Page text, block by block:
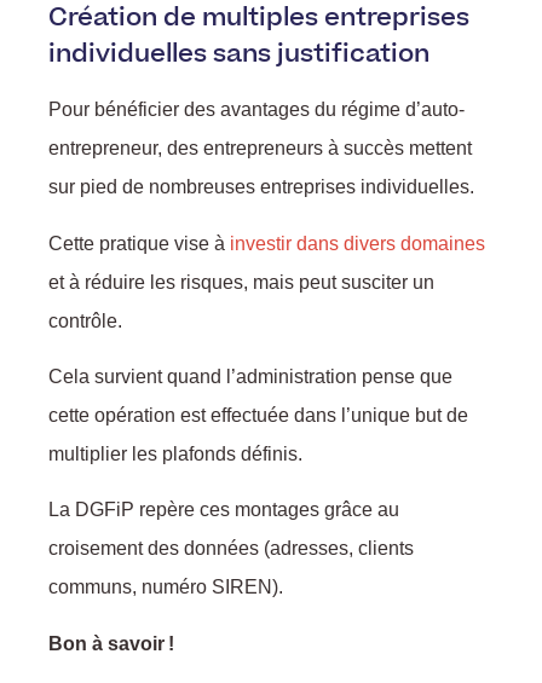
Création de multiples entreprises
individuelles sans justification
Pour bénéficier des avantages du régime d’auto-
entrepreneur, des entrepreneurs à succès mettent
sur pied de nombreuses entreprises individuelles.
Cette pratique vise à investir dans divers domaines
et à réduire les risques, mais peut susciter un
contrôle.
Cela survient quand l’administration pense que
cette opération est effectuée dans l’unique but de
multiplier les plafonds définis.
La DGFiP repère ces montages grâce au
croisement des données (adresses, clients
communs, numéro SIREN).
Bon à savoir !